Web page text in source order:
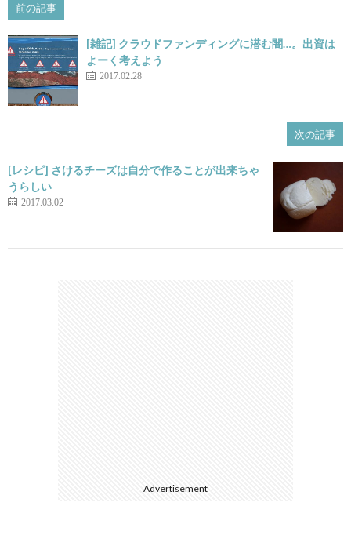
前の記事
[雑記] クラウドファンディングに潜む闇…。出資は
よーく考えよう
2017.02.28
次の記事
[レシピ] さけるチーズは自分で作ることが出来ちゃ
うらしい
2017.03.02
Advertisement